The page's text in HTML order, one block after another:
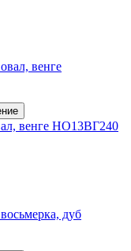
венге НО13ВГ240